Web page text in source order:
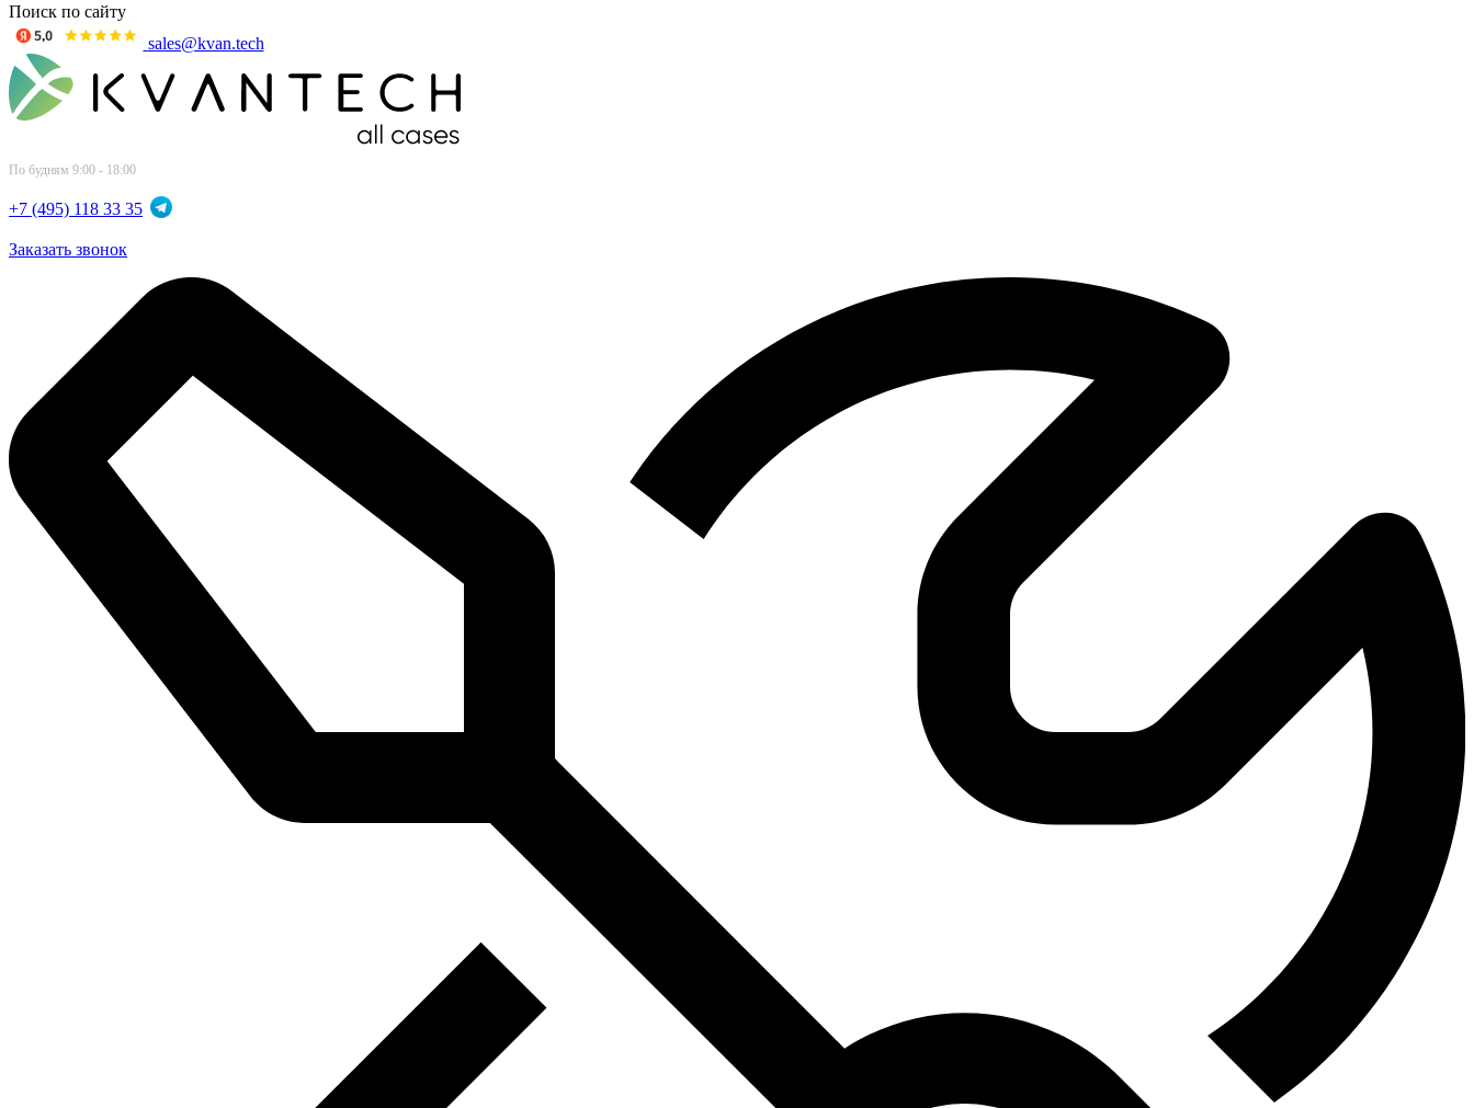
Поиск по сайту
sales@kvan.tech
По будням 9:00 - 18:00
+7 (495) 118 33 35
Заказать звонок